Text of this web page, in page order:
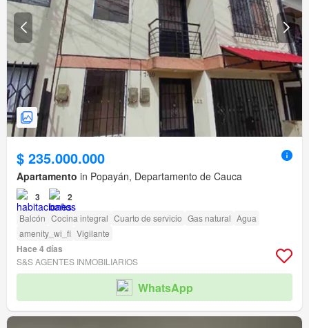
$ 235.000.000
Apartamento in Popayán, Departamento de Cauca
3 2
Balcón Cocina integral Cuarto de servicio Gas natural Agua
amenity_wi_fi Vigilante
Hace 4 días
S&S AGENTES INMOBILIARIOS
WhatsApp